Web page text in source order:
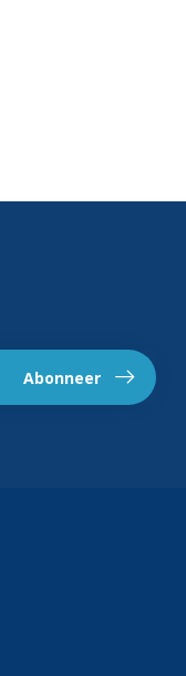
Abonneer